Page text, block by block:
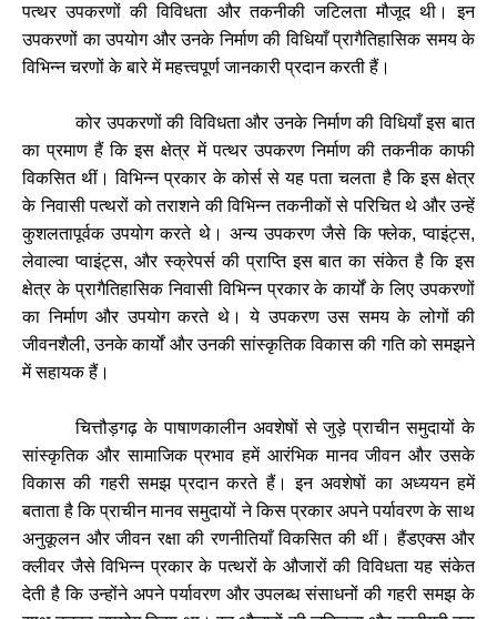
पत्थर उपकरणों की विविधता और तकनीकी जटिलता मौजूद थी।
इन
उपकरणों का उपयोग और उनके निर्माण की विधियाँ प्रागैतिहासिक समय के
विभिन्न चरणों के बारे में महत्त्वपूर्ण जानकारी प्रदान करती हैं।
कोर उपकरणों की विविधता और उनके निर्माण की विधियाँ इस बात
का प्रमाण हैं कि इस क्षेत्र में पत्थर उपकरण निर्माण की तकनीक काफी
विकसित थीं। विभिन्न प्रकार के कोर्स से यह पता चलता है कि इस क्षेत्र
के निवासी पत्थरों को तराशने की विभिन्न तकनीकों से परिचित थे और उन्हें
कुशलतापूर्वक उपयोग करते थे। अन्य उपकरण जैसे कि फ्लेक,प्वाइंट्स,
लेवाल्वा प्वाइंट्स, और स्क्रेपर्स की प्राप्ति इस बात का संकेत है कि इस
क्षेत्र के प्रागैतिहासिक निवासी विभिन्न प्रकार के कार्यों के लिए उपकरणों
का निर्माण और उपयोग करते थे। ये उपकरण उस समय के लोगों की
जीवनशैली,उनके कार्यों और उनकी सांस्कृतिक विकास की गति को समझने
में सहायक हैं।
चित्तौड़गढ़ के पाषाणकालीन अवशेषों से जुड़े प्राचीन समुदायों के
सांस्कृतिक और सामाजिक प्रभाव हमें आरंभिक मानव जीवन और उसके
विकास की गहरी समझ प्रदान करते हैं। इन अवशेषों का अध्ययन हमें
बताता है कि प्राचीन मानव समुदायों ने किस प्रकार अपने पर्यावरण के साथ
अनुकूलन और जीवन रक्षा की रणनीतियाँ विकसित की थीं। हैंडएक्स और
क्लीवर जैसे विभिन्न प्रकार के पत्थरों के औजारों की विविधता यह संकेत
देती है कि उन्होंने अपने पर्यावरण और उपलब्ध संसाधनों की गहरी समझ के